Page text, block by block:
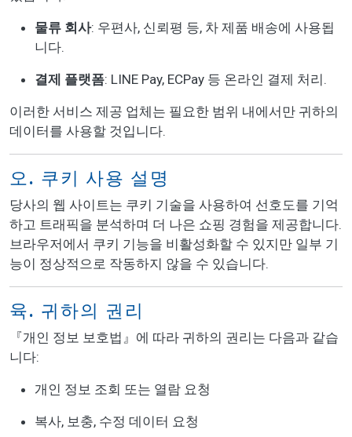
물류 회사: 우편사, 신뢰평 등, 차 제품 배송에 사용됩
니다.
결제 플랫폼: LINE Pay, ECPay 등 온라인 결제 처리.
이러한 서비스 제공 업체는 필요한 범위 내에서만 귀하의
데이터를 사용할 것입니다.
오. 쿠키 사용 설명
당사의 웹 사이트는 쿠키 기술을 사용하여 선호도를 기억
하고 트래픽을 분석하며 더 나은 쇼핑 경험을 제공합니다.
브라우저에서 쿠키 기능을 비활성화할 수 있지만 일부 기
능이 정상적으로 작동하지 않을 수 있습니다.
육. 귀하의 권리
『개인 정보 보호법』에 따라 귀하의 권리는 다음과 같습
니다:
개인 정보 조회 또는 열람 요청
복사, 보충, 수정 데이터 요청